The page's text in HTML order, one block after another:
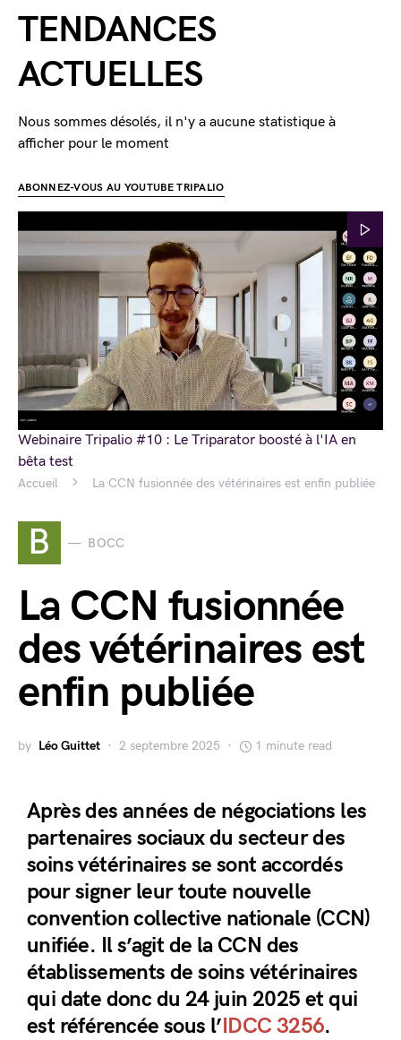
Accueil La CCN fusionnée des vétérinaires est enfin publiée
B BOCC
La CCN fusionnée
des vétérinaires est
enfin publiée
by Léo Guittet 2 septembre 2025 1 minute read
Après des années de négociations les
partenaires sociaux du secteur des
soins vétérinaires se sont accordés
pour signer leur toute nouvelle
convention collective nationale (CCN)
unifiée. Il s’agit de la CCN des
établissements de soins vétérinaires
qui date donc du 24 juin 2025 et qui
est référencée sous l’IDCC 3256.
TENDANCES
ACTUELLES
Nous sommes désolés, il n'y a aucune statistique à
afficher pour le moment
ABONNEZ-VOUS AU YOUTUBE TRIPALIO
Webinaire Tripalio #10 : Le Triparator boosté à l'IA en
bêta test